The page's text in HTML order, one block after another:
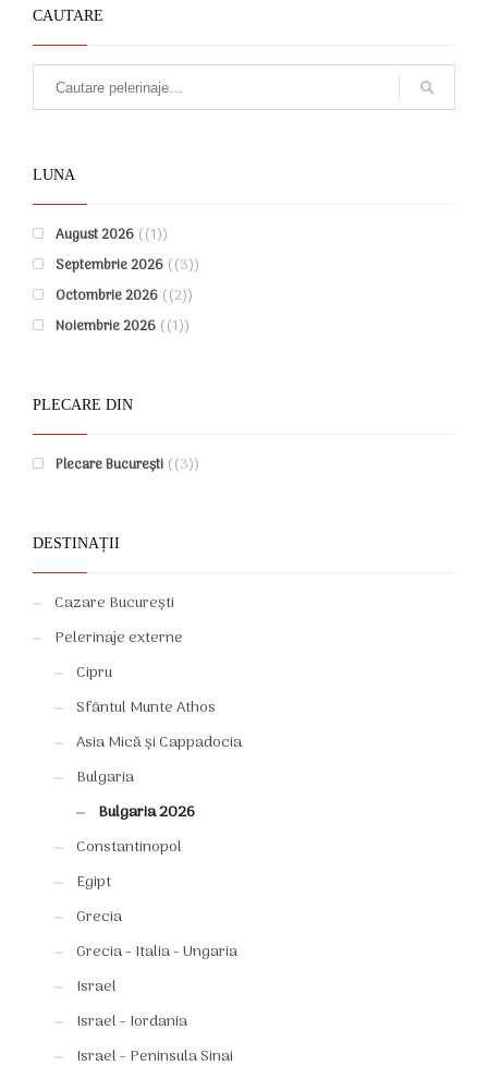
CAUTARE
LUNA
August 2026 (1)
Septembrie 2026 (3)
Octombrie 2026 (2)
Noiembrie 2026 (1)
PLECARE DIN
Plecare București (3)
DESTINAȚII
Cazare București
Pelerinaje externe
Cipru
Sfântul Munte Athos
Asia Mică și Cappadocia
Bulgaria
Bulgaria 2026
Constantinopol
Egipt
Grecia
Grecia - Italia - Ungaria
Israel
Israel - Iordania
Israel - Peninsula Sinai